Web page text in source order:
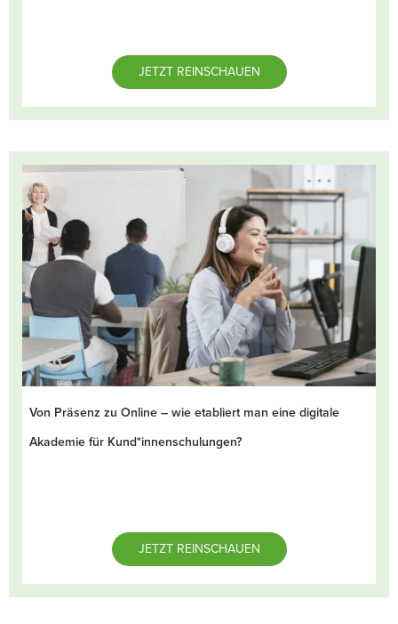
JETZT REINSCHAUEN
Von Präsenz zu Online – wie etabliert man eine digitale
Akademie für Kund*innenschulungen?
JETZT REINSCHAUEN